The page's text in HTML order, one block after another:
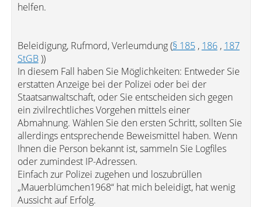
helfen.
Beleidigung, Rufmord, Verleumdung (§ 185, 186, 187
StGB))
In diesem Fall haben Sie Möglichkeiten: Entweder Sie
erstatten Anzeige bei der Polizei oder bei der
Staatsanwaltschaft, oder Sie entscheiden sich gegen
ein zivilrechtliches Vorgehen mittels einer
Abmahnung. Wählen Sie den ersten Schritt, sollten Sie
allerdings entsprechende Beweismittel haben. Wenn
Ihnen die Person bekannt ist, sammeln Sie Logfiles
oder zumindest IP-Adressen.
Einfach zur Polizei zugehen und loszubrüllen
„Mauerblümchen1968“ hat mich beleidigt, hat wenig
Aussicht auf Erfolg.